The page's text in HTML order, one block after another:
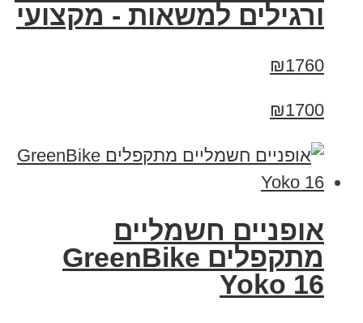
ורגילים למשאות - מקצועי
₪1760
₪1700
‏אופניים חשמליים
‏מתקפלים GreenBike
Yoko 16